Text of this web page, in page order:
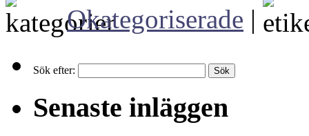
Okategoriserade |
Sök efter:
Senaste inläggen